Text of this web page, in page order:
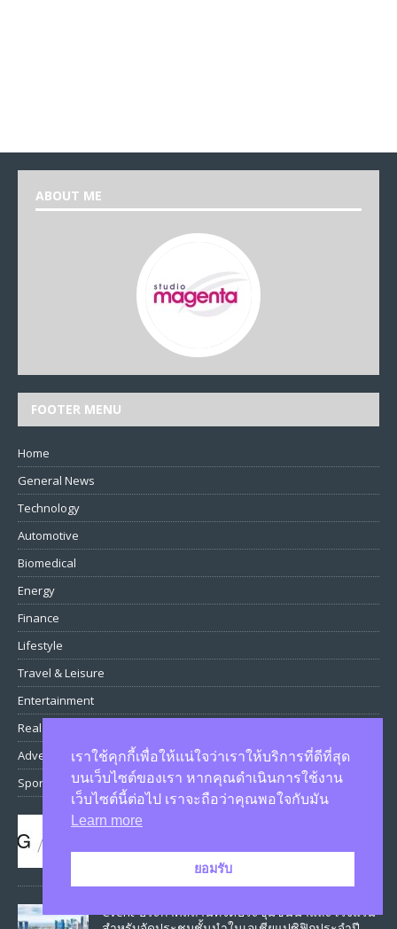
ABOUT ME
FOOTER MENU
Home
General News
Technology
Automotive
Biomedical
Energy
Finance
Lifestyle
Travel & Leisure
Entertainment
Real Estate
Advertising
Sports
ZCG ประกาศความร่วมมือกับ Scuderia Ferrari
Cvent ประกาศสถานที่จัดประชุมชั้นนำและโรงแรม
เราใช้คุกกี้เพื่อให้แน่ใจว่าเราให้บริการที่ดีที่สุด
บนเว็บไซต์ของเรา หากคุณดำเนินการใช้งาน
เว็บไซต์นี้ต่อไป เราจะถือว่าคุณพอใจกับมัน
Learn more
ยอมรับ